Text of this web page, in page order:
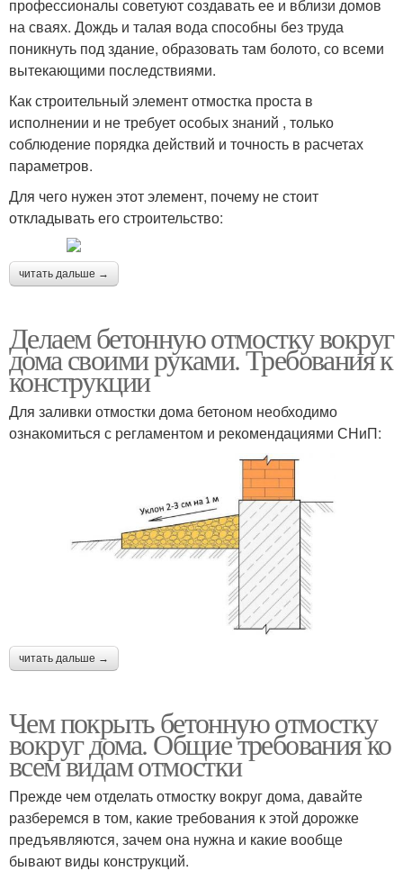
профессионалы советуют создавать ее и вблизи домов
на сваях. Дождь и талая вода способны без труда
поникнуть под здание, образовать там болото, со всеми
вытекающими последствиями.
Как строительный элемент отмостка проста в
исполнении и не требует особых знаний , только
соблюдение порядка действий и точность в расчетах
параметров.
Для чего нужен этот элемент, почему не стоит
откладывать его строительство:
читать дальше →
Делаем бетонную отмостку вокруг
дома своими руками. Требования к
конструкции
Для заливки отмостки дома бетоном необходимо
ознакомиться с регламентом и рекомендациями СНиП:
читать дальше →
Чем покрыть бетонную отмостку
вокруг дома. Общие требования ко
всем видам отмостки
Прежде чем отделать отмостку вокруг дома, давайте
разберемся в том, какие требования к этой дорожке
предъявляются, зачем она нужна и какие вообще
бывают виды конструкций.